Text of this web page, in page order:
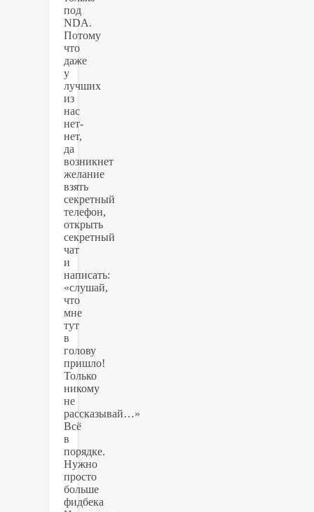
под
NDA.
Потому
что
даже
у
лучших
из
нас
нет-
нет,
да
возникнет
желание
взять
секретный
телефон,
открыть
секретный
чат
и
написать:
«слушай,
что
мне
тут
в
голову
пришло!
Только
никому
не
рассказывай…»
Всё
в
порядке.
Нужно
просто
больше
фидбека